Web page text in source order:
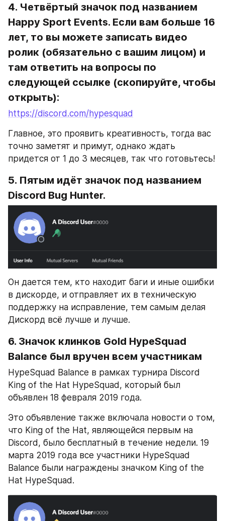
4. Четвёртый значок под названием
Happy Sport Events. Если вам больше 16
лет, то вы можете записать видео
ролик (обязательно с вашим лицом) и
там ответить на вопросы по
следующей ссылке (скопируйте, чтобы
открыть):
https://discord.com/hypesquad
Главное, это проявить креативность, тогда вас
точно заметят и примут, однако ждать
придется от 1 до 3 месяцев, так что готовьтесь!
5. Пятым идёт значок под названием
Discord Bug Hunter.
Он дается тем, кто находит баги и иные ошибки
в дискорде, и отправляет их в техническую
поддержку на исправление, тем самым делая
Дискорд всё лучше и лучше.
6. Значок клинков Gold HypeSquad
Balance был вручен всем участникам
HypeSquad Balance в рамках турнира Discord
King of the Hat HypeSquad, который был
объявлен 18 февраля 2019 года.
Это объявление также включала новости о том,
что King of the Hat, являющейся первым на
Discord, было бесплатный в течение недели. 19
марта 2019 года все участники HypeSquad
Balance были награждены значком King of the
Hat HypeSquad.